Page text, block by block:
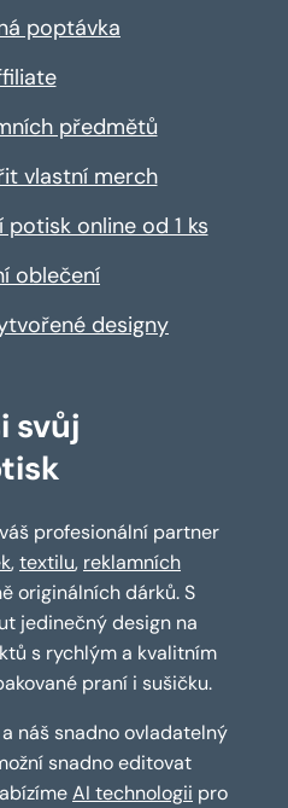
poptávka
předmětů
vlastní merch
potisk online od 1 ks
oblečení
designy
svůj
profesionální partner
,textilu, reklamních
originálních dárků. S
jedinečný design na
s rychlým a kvalitním
praní i sušičku.
náš snadno ovladatelný
snadno editovat
AI technologii pro